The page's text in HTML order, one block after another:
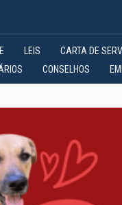
LEIS CARTA DE
CONSELHOS